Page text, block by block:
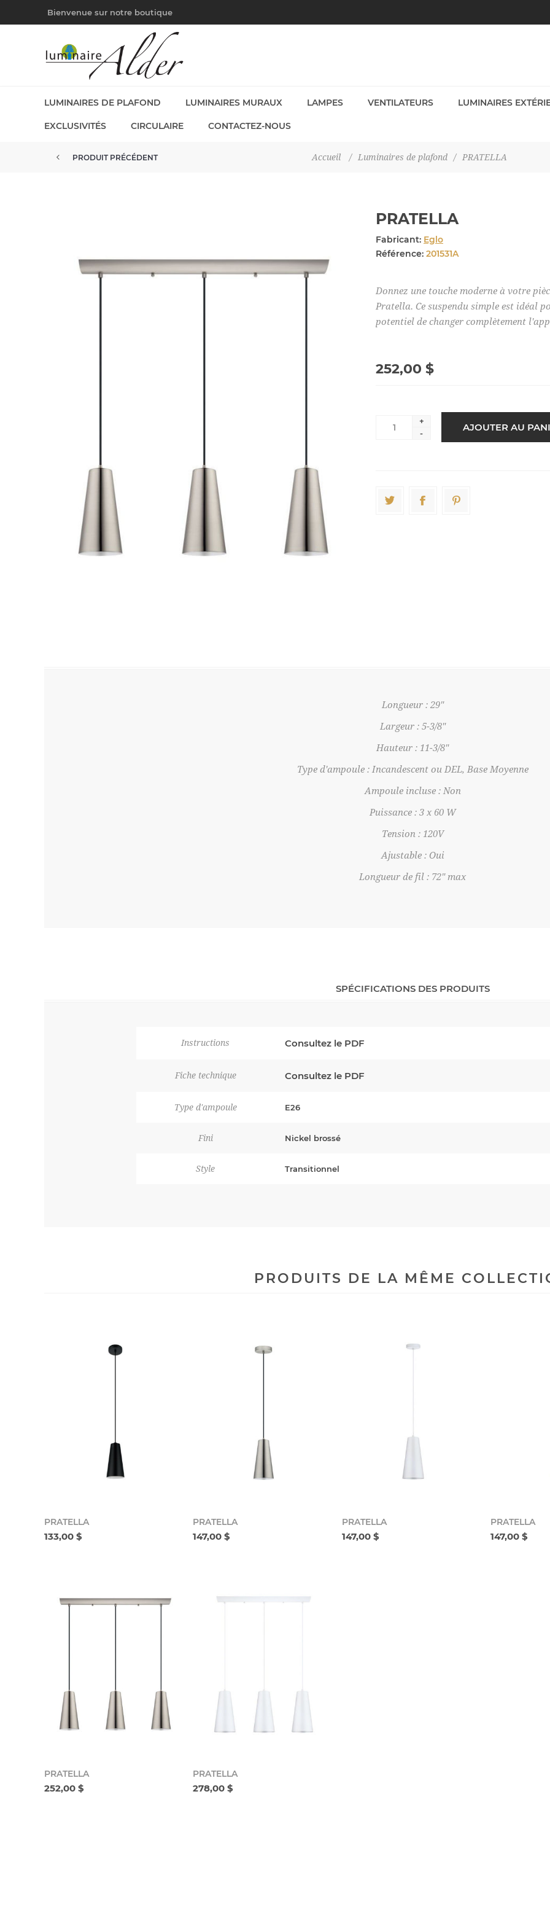
Bienvenue sur notre boutique
LUMINAIRES DE PLAFOND LUMINAIRES MURAUX LAMPES VENTILATEURS LUMINAIRES
EXCLUSIVITÉS CIRCULAIRE CONTACTEZ-NOUS
Accueil / Luminaires de plafond / PRATELLA
PRODUIT PRÉCÉDENT
PRATELLA
Fabricant: Eglo
Référence: 201531A
Donnez une touche moderne à votre
Pratella. Ce suspendu simple est idéal
potentiel de changer complètement
252,00 $
+
-
Longueur : 29"
Largeur : 5-3/8"
Hauteur : 11-3/8"
Type d'ampoule : Incandescent ou DEL, Base Moyenne
Ampoule incluse : Non
Puissance : 3 x 60 W
Tension : 120V
Ajustable : Oui
Longueur de fil : 72" max
SPÉCIFICATIONS DES PRODUITS
Instructions Consultez le PDF
Fiche technique Consultez le PDF
Type d'ampoule E26
Fini Nickel brossé
Style Transitionnel
PRODUITS DE LA MÊME
PRATELLA
133,00 $
PRATELLA
147,00 $
PRATELLA
147,00 $
PRATELLA
147,00 $
PRATELLA
252,00 $
PRATELLA
278,00 $